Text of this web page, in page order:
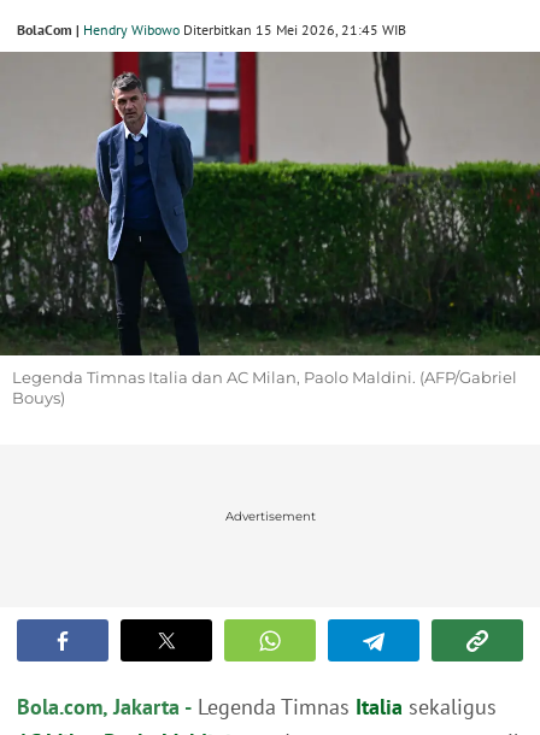
BolaCom | Hendry Wibowo Diterbitkan 15 Mei 2026, 21:45 WIB
Legenda Timnas Italia dan AC Milan, Paolo Maldini. (AFP/Gabriel
Bouys)
Advertisement
Bola.com, Jakarta - Legenda Timnas Italia sekaligus